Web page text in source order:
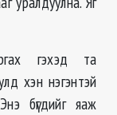
гэхэд та
хэн нэгэнтэй
бүгдийг яаж